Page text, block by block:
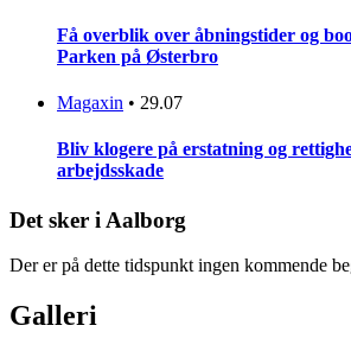
Få overblik over åbningstider og
Parken på Østerbro
Magaxin • 29.07
Bliv klogere på erstatning og
arbejdsskade
Det sker i Aalborg
Der er på dette tidspunkt ingen kommende
Galleri